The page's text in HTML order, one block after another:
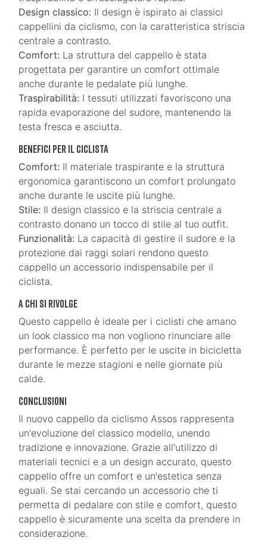
Design classico: Il design è ispirato ai classici
cappellini da ciclismo, con la caratteristica striscia
centrale a contrasto.
Comfort: La struttura del cappello è stata
progettata per garantire un comfort ottimale
anche durante le pedalate più lunghe.
Traspirabilità: I tessuti utilizzati favoriscono una
rapida evaporazione del sudore, mantenendo la
testa fresca e asciutta.
Benefici per il ciclista
Comfort: Il materiale traspirante e la struttura
ergonomica garantiscono un comfort prolungato
anche durante le uscite più lunghe.
Stile: Il design classico e la striscia centrale a
contrasto donano un tocco di stile al tuo outfit.
Funzionalità: La capacità di gestire il sudore e la
protezione dai raggi solari rendono questo
cappello un accessorio indispensabile per il
ciclista.
A chi si rivolge
Questo cappello è ideale per i ciclisti che amano
un look classico ma non vogliono rinunciare alle
performance. È perfetto per le uscite in bicicletta
durante le mezze stagioni e nelle giornate più
calde.
Conclusioni
Il nuovo cappello da ciclismo Assos rappresenta
un'evoluzione del classico modello, unendo
tradizione e innovazione. Grazie all'utilizzo di
materiali tecnici e a un design accurato, questo
cappello offre un comfort e un'estetica senza
eguali. Se stai cercando un accessorio che ti
permetta di pedalare con stile e comfort, questo
cappello è sicuramente una scelta da prendere in
considerazione.